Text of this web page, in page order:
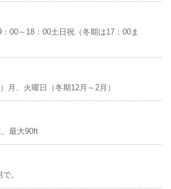
00～18：00土日祝（冬期は17：00ま
月、火曜日（冬期12月～2月）
最大90ft
。